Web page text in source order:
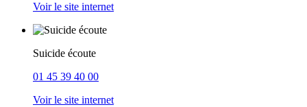
Voir le site internet
Suicide écoute
01 45 39 40 00
Voir le site internet